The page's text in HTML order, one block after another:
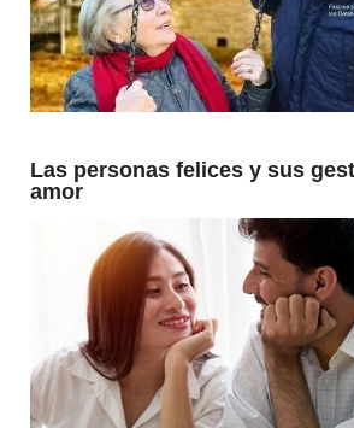
Las personas felices y sus
amor